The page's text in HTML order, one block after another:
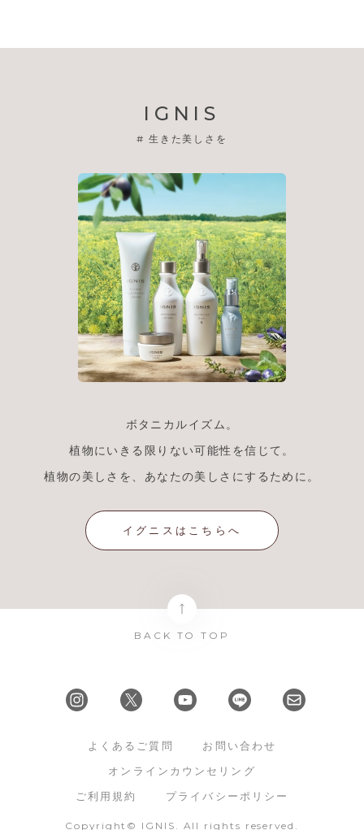
IGNIS
# 生きた美しさを
ボタニカルイズム。
植物にいきる限りない可能性を信じて。
植物の美しさを、あなたの美しさにするために。
イグニスはこちらへ
BACK TO TOP
よくあるご質問 お問い合わせ
オンラインカウンセリング
ご利用規約 プライバシーポリシー
Copyright© IGNIS. All rights reserved.